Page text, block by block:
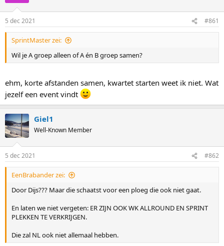
5 dec 2021 #861
SprintMaster zei:
Wil je A groep alleen of A én B groep samen?
ehm, korte afstanden samen, kwartet starten weet ik niet. Wat
jezelf een event vindt
Giel1
Well-Known Member
5 dec 2021 #862
EenBrabander zei:
Door Dijs??? Maar die schaatst voor een ploeg die ook niet gaat.
En laten we niet vergeten: ER ZIJN OOK WK ALLROUND EN SPRINT
PLEKKEN TE VERKRIJGEN.
Die zal NL ook niet allemaal hebben.